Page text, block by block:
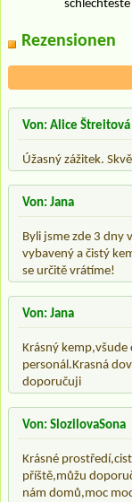
schlechteste
Rezensionen
Von: Alice Štreitová
Úžasný zážitek.
Von: Jana
Byli jsme zde 3 dny
vybavený a čistý
se určitě vrátíme!
Von: Jana
Krásný
personál.Krasná
doporučuji
Von: SlozilovaSona
Krásné
příště,můžu
nám domů,moc